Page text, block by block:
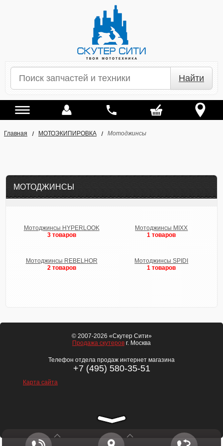
Найти
Главная МОТОЭКИПИРОВКА Мотоджинсы
МОТОДЖИНСЫ
Мотоджинсы HYPERLOOK
3 товаров
Мотоджинсы MIXX
1 товаров
Мотоджинсы REBELHOR
2 товаров
Мотоджинсы SPIDI
1 товаров
© 2007-2026 «Скутер Сити»
Продажа скутеров г. Москва
Телефон отдела продаж интернет магазина
+7 (495) 580-35-51
Карта сайта